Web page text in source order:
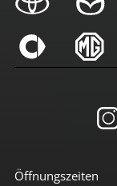
Öffnungszeiten